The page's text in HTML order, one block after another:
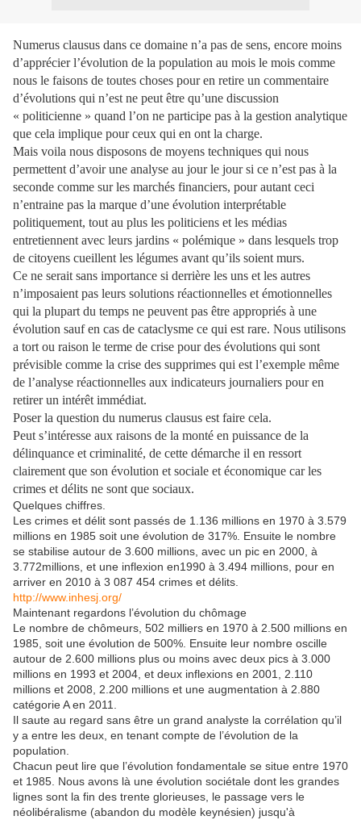
Numerus clausus dans ce domaine n’a pas de sens, encore moins
d’apprécier l’évolution de la population au mois le mois comme
nous le faisons de toutes choses pour en retire un commentaire
d’évolutions qui n’est ne peut être qu’une discussion
« politicienne » quand l’on ne participe pas à la gestion analytique
que cela implique pour ceux qui en ont la charge.
Mais voila nous disposons de moyens techniques qui nous
permettent d’avoir une analyse au jour le jour si ce n’est pas à la
seconde comme sur les marchés financiers, pour autant ceci
n’entraine pas la marque d’une évolution interprétable
politiquement, tout au plus les politiciens et les médias
entretiennent avec leurs jardins « polémique » dans lesquels trop
de citoyens cueillent les légumes avant qu’ils soient murs.
Ce ne serait sans importance si derrière les uns et les autres
n’imposaient pas leurs solutions réactionnelles et émotionnelles
qui la plupart du temps ne peuvent pas être appropriés à une
évolution sauf en cas de cataclysme ce qui est rare. Nous utilisons
a tort ou raison le terme de crise pour des évolutions qui sont
prévisible comme la crise des supprimes qui est l’exemple même
de l’analyse réactionnelles aux indicateurs journaliers pour en
retirer un intérêt immédiat.
Poser la question du numerus clausus est faire cela.
Peut s’intéresse aux raisons de la monté en puissance de la
délinquance et criminalité, de cette démarche il en ressort
clairement que son évolution et sociale et économique car les
crimes et délits ne sont que sociaux.
Quelques chiffres.
Les crimes et délit sont passés de 1.136 millions en 1970 à 3.579
millions en 1985 soit une évolution de 317%. Ensuite le nombre
se stabilise autour de 3.600 millions, avec un pic en 2000, à
3.772millions, et une inflexion en1990 à 3.494 millions, pour en
arriver en 2010 à 3 087 454 crimes et délits.
http://www.inhesj.org/
Maintenant regardons l’évolution du chômage
Le nombre de chômeurs, 502 milliers en 1970 à 2.500 millions en
1985, soit une évolution de 500%. Ensuite leur nombre oscille
autour de 2.600 millions plus ou moins avec deux pics à 3.000
millions en 1993 et 2004, et deux inflexions en 2001, 2.110
millions et 2008, 2.200 millions et une augmentation à 2.880
catégorie A en 2011.
Il saute au regard sans être un grand analyste la corrélation qu’il
y a entre les deux, en tenant compte de l’évolution de la
population.
Chacun peut lire que l’évolution fondamentale se situe entre 1970
et 1985. Nous avons là une évolution sociétale dont les grandes
lignes sont la fin des trente glorieuses, le passage vers le
néolibéralisme (abandon du modèle keynésien) jusqu'à